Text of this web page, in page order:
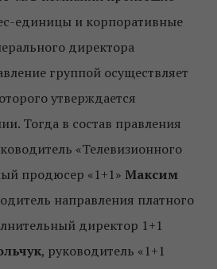
единицы и корпоративные
директора
группой осуществляет
утверждается
Тогда в состав правления
«Телевизионного
продюсер «1+1» Максим
направления платного
директор 1+1
, руководитель «1+1